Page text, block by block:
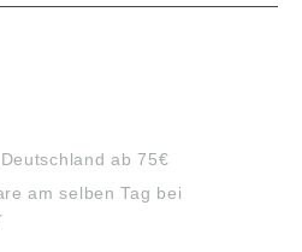
ab 75€
am selben Tag bei